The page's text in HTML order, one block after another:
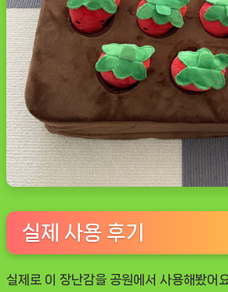
실제 사용 후기
실제로 이 장난감을 공원에서 사용해봤어